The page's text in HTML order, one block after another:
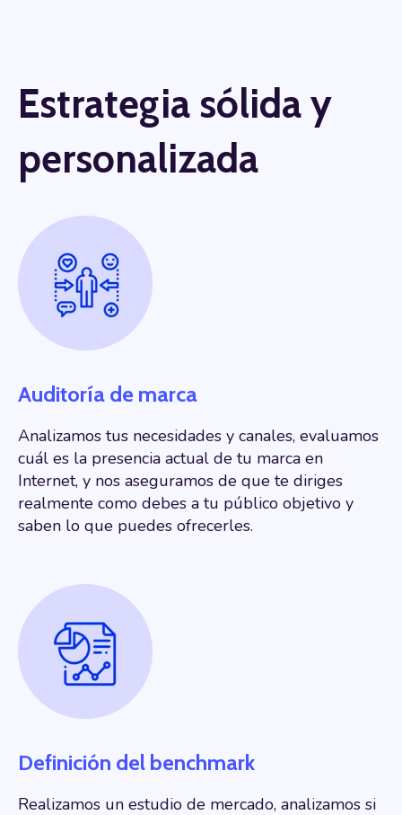
Estrategia sólida y
personalizada
Auditoría de marca
Analizamos tus necesidades y canales, evaluamos
cuál es la presencia actual de tu marca en
Internet, y nos aseguramos de que te diriges
realmente como debes a tu público objetivo y
saben lo que puedes ofrecerles.
Definición del benchmark
Realizamos un estudio de mercado, analizamos si